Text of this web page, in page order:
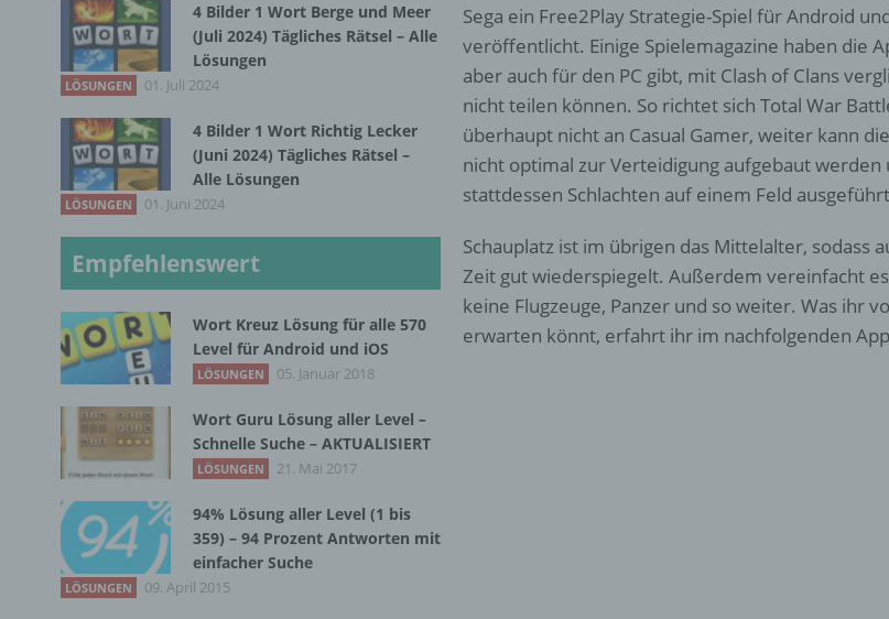
Sega ein Free2Play Strategie-Spiel für Android
veröffentlicht. Einige Spielemagazine haben die
aber auch für den PC gibt, mit Clash of Clans
nicht teilen können. So richtet sich Total War
überhaupt nicht an Casual Gamer, weiter kann
nicht optimal zur Verteidigung aufgebaut werden
stattdessen Schlachten auf einem Feld
Schauplatz ist im übrigen das Mittelalter, sodass
Zeit gut wiederspiegelt. Außerdem vereinfacht
keine Flugzeuge, Panzer und so weiter. Was ihr
erwarten könnt, erfahrt ihr im nachfolgenden
4 Bilder 1 Wort Berge und Meer
(Juli 2024) Tägliches Rätsel – Alle
Lösungen
LÖSUNGEN 01. Juli 2024
4 Bilder 1 Wort Richtig Lecker
(Juni 2024) Tägliches Rätsel –
Alle Lösungen
LÖSUNGEN 01. Juni 2024
Empfehlenswert
Wort Kreuz Lösung für alle 570
Level für Android und iOS
LÖSUNGEN 05. Januar 2018
Wort Guru Lösung aller Level –
Schnelle Suche – AKTUALISIERT
LÖSUNGEN 21. Mai 2017
94% Lösung aller Level (1 bis
359) – 94 Prozent Antworten mit
einfacher Suche
LÖSUNGEN 09. April 2015